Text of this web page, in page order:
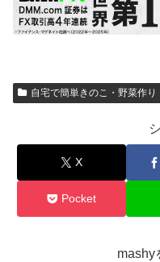
自宅で簡単きのこ・野菜作り
X
Pocket
mashy